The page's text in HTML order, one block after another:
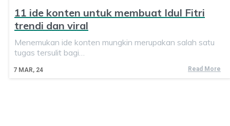
11 ide konten untuk membuat Idul Fitri
trendi dan viral
7 MAR, 24
Menemukan ide konten mungkin merupakan salah satu
tugas tersulit bagi…
Read More